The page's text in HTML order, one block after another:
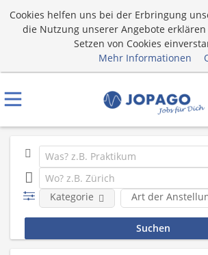
Cookies helfen uns bei der Erbringung
die Nutzung unserer Angebote
Setzen von Cookies
Mehr Informationen
Art der
Kategorie